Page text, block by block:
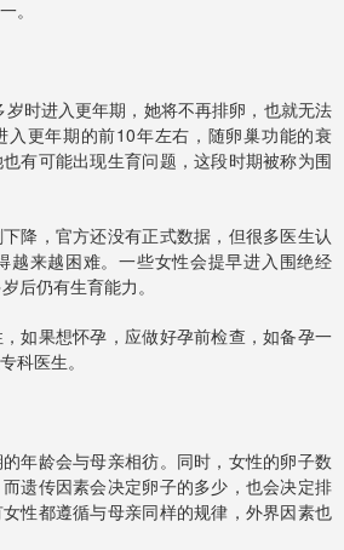
。
时进入更年期，她将不再排卵，也就无法
入更年期的前10年左右，随卵巢功能的衰
有可能出现生育问题，这段时期被称为围
降，官方还没有正式数据，但很多医生认
越来越困难。一些女性会提早进入围绝经
后仍有生育能力。
如果想怀孕，应做好孕前检查，如备孕一
科医生。
年龄会与母亲相彷。同时，女性的卵子数
遗传因素会决定卵子的多少，也会决定排
性都遵循与母亲同样的规律，外界因素也